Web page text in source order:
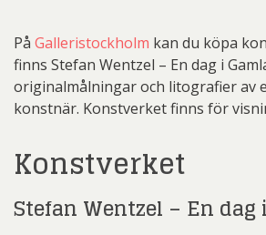
På Galleristockholm kan du köpa
finns Stefan Wentzel – En dag i
originalmålningar och litografier av
konstnär. Konstverket finns för
Konstverket
Stefan Wentzel – En